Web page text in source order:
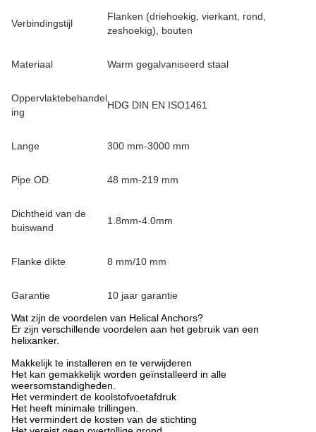
Verbindingstijl
Flanken (driehoekig, vierkant, rond,
zeshoekig), bouten
Materiaal Warm gegalvaniseerd staal
Oppervlaktebehandel
ing
HDG DIN EN ISO1461
Lange 300 mm-3000 mm
Pipe OD 48 mm-219 mm
Dichtheid van de
buiswand
1.8mm-4.0mm
Flanke dikte 8 mm/10 mm
Garantie
10 jaar garantie
Wat zijn de voordelen van Helical Anchors?
Er zijn verschillende voordelen aan het gebruik van een
helixanker.
Makkelijk te installeren en te verwijderen
Het kan gemakkelijk worden geïnstalleerd in alle
weersomstandigheden.
Het vermindert de koolstofvoetafdruk
Het heeft minimale trillingen.
Het vermindert de kosten van de stichting